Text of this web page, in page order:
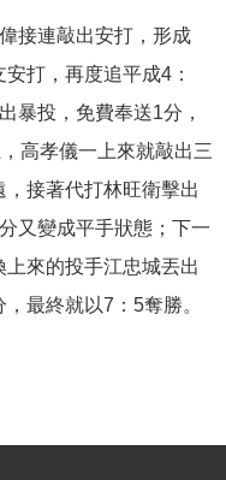
接連敲出安打，形成
打，再度追平成4：
暴投，免費奉送1分，
高孝儀一上來就敲出三
接著代打林旺衛擊出
又變成平手狀態；下一
來的投手江忠城丟出
最終就以7：5奪勝。